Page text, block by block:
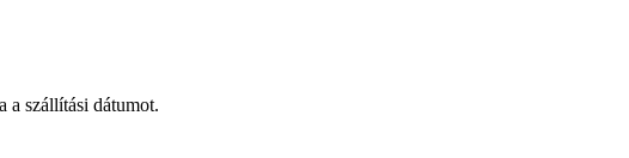
a szállítási dátumot.